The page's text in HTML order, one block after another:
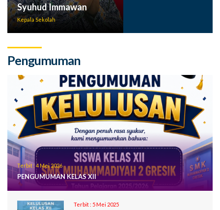
Syuhud Immawan
Kepala Sekolah
Pengumuman
Terbit : 4 Mei 2026
PENGUMUMAN KELAS XII
Terbit : 5 Mei 2025